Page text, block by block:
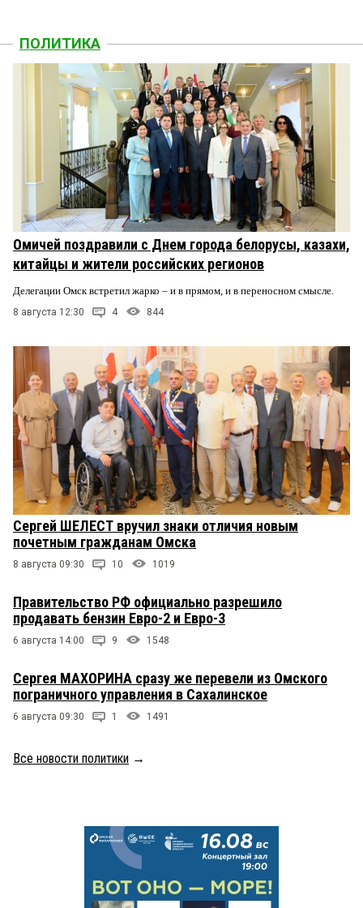
ПОЛИТИКА
Омичей поздравили с Днем города белорусы, казахи,
китайцы и жители российских регионов
Делегации Омск встретил жарко – и в прямом, и в переносном смысле.
8 августа 12:30 4 844
Сергей ШЕЛЕСТ вручил знаки отличия новым
почетным гражданам Омска
8 августа 09:30 10 1019
Правительство РФ официально разрешило
продавать бензин Евро-2 и Евро-3
6 августа 14:00 9 1548
Сергея МАХОРИНА сразу же перевели из Омского
пограничного управления в Сахалинское
6 августа 09:30 1 1491
Все новости политики →